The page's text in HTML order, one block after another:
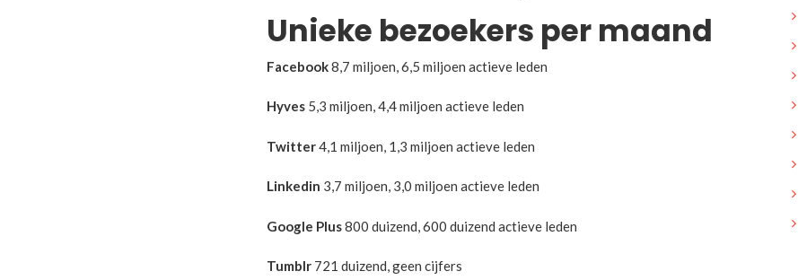
Unieke bezoekers per maand
Facebook8,7 miljoen, 6,5 miljoen actieve leden
Hyves 5,3 miljoen, 4,4 miljoen actieve leden
Twitter4,1 miljoen, 1,3 miljoen actieve leden
Linkedin 3,7 miljoen, 3,0 miljoen actieve leden
Google Plus800 duizend, 600 duizend actieve leden
Tumblr 721 duizend, geen cijfers